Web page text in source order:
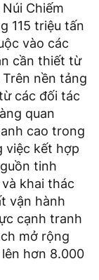
Chiếm
115 triệu tấn
vào các
cần thiết từ
nền tảng
các đối tác
quan
cao trong
việc kết hợp
tinh
khai thác
vận hành
cạnh tranh
mở rộng
hơn 8.000